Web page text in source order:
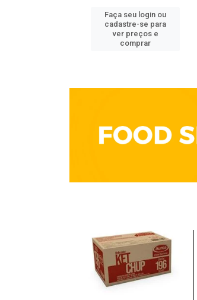
Faça seu login ou
cadastre-se para
ver preços e
comprar